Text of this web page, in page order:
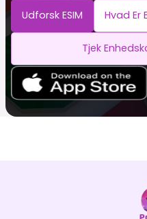
Udforsk ESIM Hvad Er
Tjek